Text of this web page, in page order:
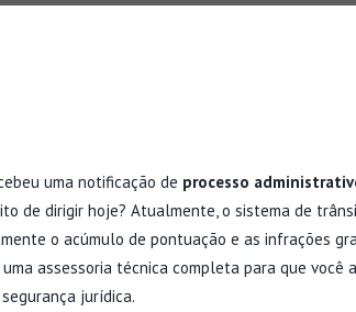
uma notificação de processo
de dirigir hoje? Atualmente, o sistema de
o acúmulo de pontuação e as infrações
assessoria técnica completa para que
jurídica.